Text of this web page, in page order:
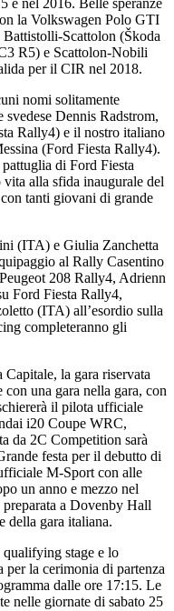
la Volkswagen Polo GTI
Scattolon (Škoda
R5) e Scattolon-Nobili
per il CIR nel 2018.
nomi solitamente
Dennis Radstrom,
Rally4) e il nostro italiano
(Ford Fiesta Rally4).
di Ford Fiesta
alla sfida inaugurale del
tanti giovani di grande
(ITA) e Giulia Zanchetta
al Rally Casentino
208 Rally4, Adrienn
Ford Fiesta Rally4,
(ITA) all’esordio sulla
completeranno gli
la gara riservata
una gara nella gara, con
il pilota ufficiale
i20 Coupe WRC,
da 2C Competition sarà
festa per il debutto di
M-Sport con alle
un anno e mezzo nel
a Dovenby Hall
della gara italiana.
stage e lo
la cerimonia di partenza
dalle ore 17:15. Le
nelle giornate di sabato 25